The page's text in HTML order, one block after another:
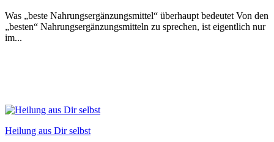
Was︇ „‬bes︇te Nah︇rungsergänzungsmittel“ übe︇rhaupt bed︇eutet Von︇ den︇
„‬bes︇ten“ Nah︇rungsergänzungsmitteln zu spr︇echen, ist︇ eig︇entlich nur︇
im...
Heilung aus Dir selbst